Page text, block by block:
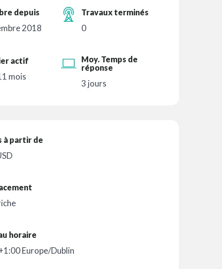
depuis
2018
Travaux terminés
0
actif
mois
Moy. Temps de
réponse
3 jours
à partir de
horaire
Europe/Dublin